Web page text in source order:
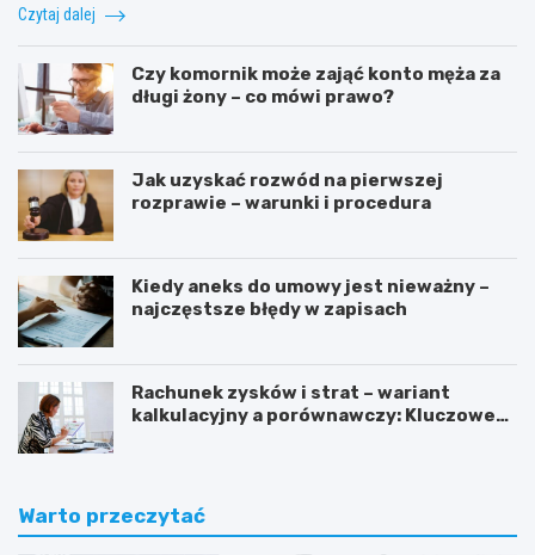
Czytaj dalej
Czy komornik może zająć konto męża za
długi żony – co mówi prawo?
Jak uzyskać rozwód na pierwszej
rozprawie – warunki i procedura
Kiedy aneks do umowy jest nieważny –
najczęstsze błędy w zapisach
Rachunek zysków i strat – wariant
kalkulacyjny a porównawczy: Kluczowe
Warto przeczytać